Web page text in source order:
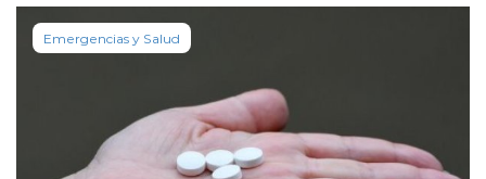
Emergencias y Salud